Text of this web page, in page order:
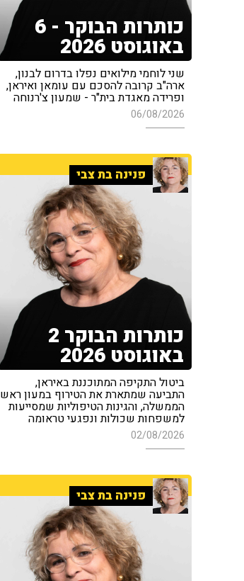
כותרות הבוקר - 6
באוגוסט 2026
שני לוחמי מילואים נפלו בדרום לבנון,
ארה"ב קרובה להסכם עם עומאן ואיראן,
ופרידה מאגדת בית"ר - שמעון צ'רנוחה
06/08/2026
פנינה בת צבי
כותרות הבוקר 2
באוגוסט 2026
ביטול התקיפה המתוכננת באיראן,
התביעה שמתארת את הטירוף במעון ראש
הממשלה, והגינות הטיפוליות שמסייעות
למשפחות שכולות ונפגעי טראומה
02/08/2026
פנינה בת צבי